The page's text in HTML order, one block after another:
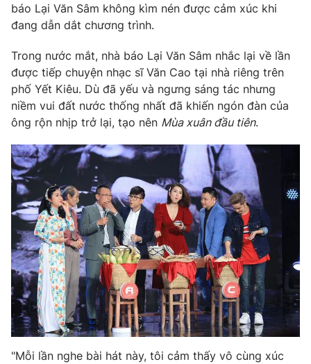
VTV4 Vươn mình bằng AI
VTV9 VTV8
Liên hệ tòa soạn English
THỜI BÁO VTV
Theo dõi báo trên
Cơ quan chủ quản:Đài Truyền hình Việt Nam
Cơ quan báo chí: Thời báo VTV
Giấy phép hoạt động báo in và báo điện tử số 483/GP-BTTTT
cấp ngày 29/12/2023
Tổng Biên tập:Vũ Thanh Thủy
báo Lại Văn Sâm không kìm nén được cảm xúc khi
đang dẫn dắt chương trình.
Trong nước mắt, nhà báo Lại Văn Sâm nhắc lại về lần
được tiếp chuyện nhạc sĩ Văn Cao tại nhà riêng trên
phố Yết Kiêu. Dù đã yếu và ngưng sáng tác nhưng
niềm vui đất nước thống nhất đã khiến ngón đàn của
ông rộn nhịp trở lại, tạo nên Mùa xuân đầu tiên.
"Mỗi lần nghe bài hát này, tôi cảm thấy vô cùng xúc